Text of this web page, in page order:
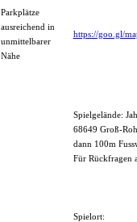
Parkplätze
ausreichend in
unmittelbarer
Nähe
https://goo.gl/
Spielgelände:
68649 Groß-
dann 100m
Für Rückfragen
Spielort: